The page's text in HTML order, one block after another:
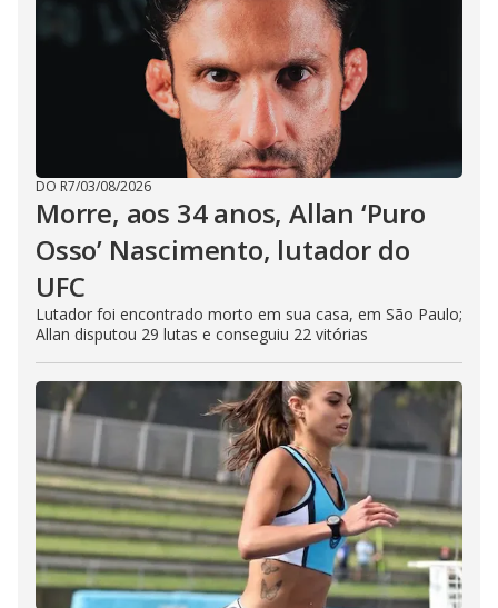
DO R7/03/08/2026
Morre, aos 34 anos, Allan ‘Puro
Osso’ Nascimento, lutador do
UFC
Lutador foi encontrado morto em sua casa, em São Paulo;
Allan disputou 29 lutas e conseguiu 22 vitórias